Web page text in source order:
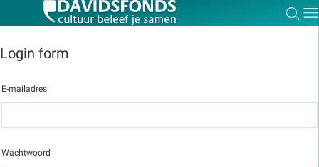
Login form
E-mailadres
Wachtwoord
Zoek:
Zoeken